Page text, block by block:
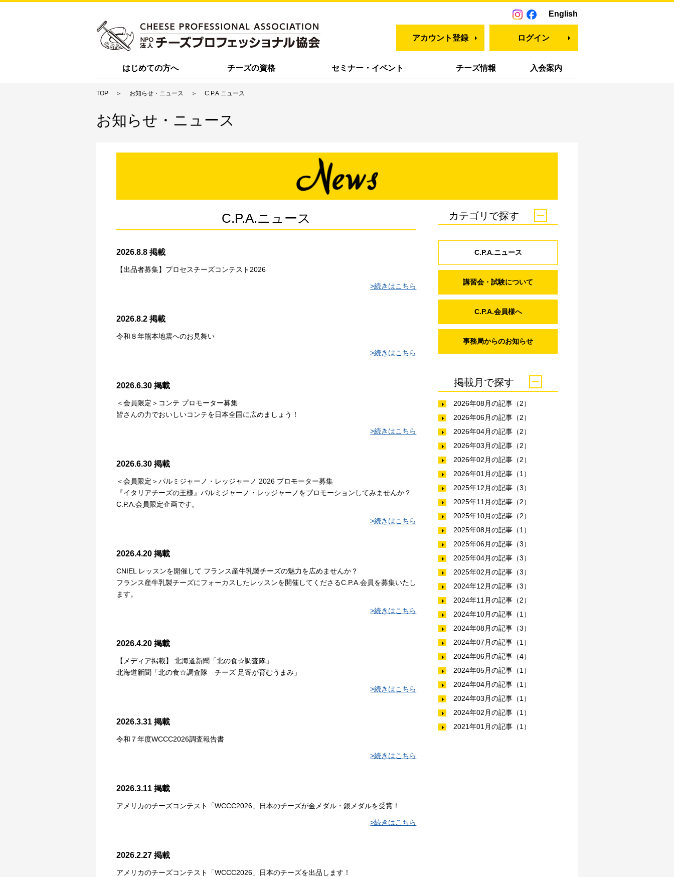
English
アカウント登録 ログイン
はじめての方へ チーズの資格 セミナー・イベント チーズ情報 入会案内
TOP お知らせ・ニュース C.P.A.ニュース
お知らせ・ニュース
C.P.A.ニュース
2026.8.8 掲載
【出品者募集】プロセスチーズコンテスト2026
>続きはこちら
2026.8.2 掲載
令和８年熊本地震へのお見舞い
>続きはこちら
2026.6.30 掲載
＜会員限定＞コンテ プロモーター募集
皆さんの力でおいしいコンテを日本全国に広めましょう！
>続きはこちら
2026.6.30 掲載
＜会員限定＞パルミジャーノ・レッジャーノ 2026 プロモーター募集
『イタリアチーズの王様』パルミジャーノ・レッジャーノをプロモーションしてみませんか？
C.P.A.会員限定企画です。
>続きはこちら
2026.4.20 掲載
CNIEL レッスンを開催して フランス産牛乳製チーズの魅力を広めませんか？
フランス産牛乳製チーズにフォーカスしたレッスンを開催してくださるC.P.A.会員を募集いたし
ます。
>続きはこちら
2026.4.20 掲載
【メディア掲載】 北海道新聞「北の食☆調査隊」
北海道新聞「北の食☆調査隊 チーズ 足寄が育むうまみ」
>続きはこちら
2026.3.31 掲載
令和７年度WCCC2026調査報告書
>続きはこちら
2026.3.11 掲載
アメリカのチーズコンテスト「WCCC2026」日本のチーズが金メダル・銀メダルを受賞！
>続きはこちら
2026.2.27 掲載
アメリカのチーズコンテスト「WCCC2026」日本のチーズを出品します！
カテゴリで探す
C.P.A.ニュース
講習会・試験について
C.P.A.会員様へ
事務局からのお知らせ
掲載月で探す
2026年08月の記事（2）
2026年06月の記事（2）
2026年04月の記事（2）
2026年03月の記事（2）
2026年02月の記事（2）
2026年01月の記事（1）
2025年12月の記事（3）
2025年11月の記事（2）
2025年10月の記事（2）
2025年08月の記事（1）
2025年06月の記事（3）
2025年04月の記事（3）
2025年02月の記事（3）
2024年12月の記事（3）
2024年11月の記事（2）
2024年10月の記事（1）
2024年08月の記事（3）
2024年07月の記事（1）
2024年06月の記事（4）
2024年05月の記事（1）
2024年04月の記事（1）
2024年03月の記事（1）
2024年02月の記事（1）
2021年01月の記事（1）